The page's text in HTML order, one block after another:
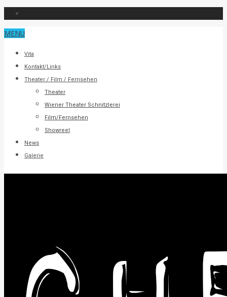
MENU
Vita
Kontakt/Links
Theater / Film / Fernsehen
Theater
Wiener Theater Schnitzlerei
Film/Fernsehen
Showreel
News
Galerie